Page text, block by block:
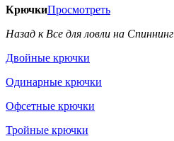
КрючкиПросмотреть
Назад к Все для ловли на Спиннинг
Двойные крючки
Одинарные крючки
Офсетные крючки
Тройные крючки